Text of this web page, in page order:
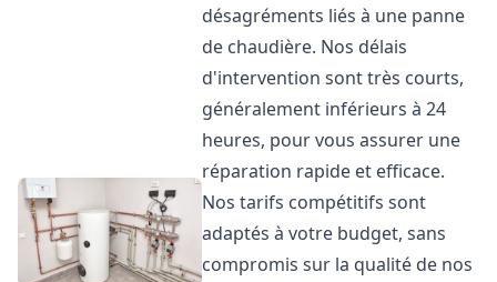
désagréments liés à une panne
de chaudière. Nos délais
d'intervention sont très courts,
généralement inférieurs à 24
heures, pour vous assurer une
réparation rapide et efficace.
Nos tarifs compétitifs sont
adaptés à votre budget, sans
compromis sur la qualité de nos